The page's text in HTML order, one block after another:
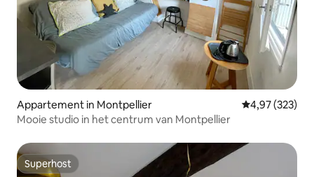
Appartement in Montpellier Gemiddelde
4,97 (323)
Mooie studio in het centrum van Montpellier
Superhost
Superhost